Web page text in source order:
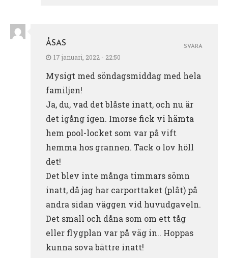
ÅSAS
17 januari, 2022 - 22:50
Mysigt med söndagsmiddag med hela
familjen!
Ja, du, vad det blåste inatt, och nu är
det igång igen. Imorse fick vi hämta
hem pool-locket som var på vift
hemma hos grannen. Tack o lov höll
det!
Det blev inte många timmars sömn
inatt, då jag har carporttaket (plåt) på
andra sidan väggen vid huvudgaveln.
Det small och dåna som om ett tåg
eller flygplan var på väg in.. Hoppas
kunna sova bättre inatt!
SVARA